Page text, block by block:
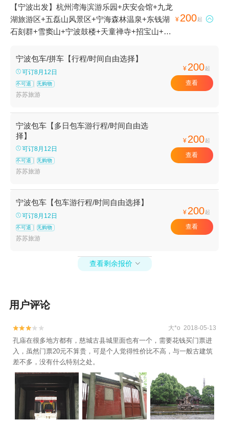
【宁波出发】杭州湾海滨游乐园+庆安会馆+九龙
湖旅游区+五磊山风景区+宁海森林温泉+东钱湖
石刻群+雪窦山+宁波鼓楼+天童禅寺+招宝山+宁
旅游区+丹山赤水+梅山岛+溪口-滕头旅游景区
+梁祝景区+宁波总工会旧址+四明山国家森林公
园+普陀山风景区+郑氏十七房+天童国家森林公
园+宁波服装博物馆+宁波九峰山景区+东钱湖
古建筑博物馆+陶公岛风景区+溪口博物馆+东钱
湖福泉山景区+东钱湖小普陀+宁波帮文化旅游区
+不周神山景区+东钱湖陶公岛景区+杭州湾国家
湿地公园+宁波海天一洲景区+象山石浦檀头山岛
欢乐谷+宁波海洋世界+宁波博物院+岩头古村漂
流+宁波奇e国+象山鲤龙潭森林公园+象山民俗
文化村+人间弥勒(雪窦寺)+四明湖+老外滩+五磊
寺+宁波三江口+千丈岩+白水冲瀑布+四明山庄
+溪口斑竹漂流+石浦捕鱼+宁波万竹漂流+东钱
+宁波3D艺术节+宁波文化广场冰雪文化节+宁波
邦体育场+罗蒙环球乐园+宁波大剧院+慈溪达蓬
方特东方神画+宁波本地玩乐+象山御海湾沙滩
+岩头古村奇遇谷+宁波植物园+杭州湾萤火虫城
堡+宁波文昌阁+溪口小洋房+妙高台+雪窦山招
待所+溪口老街+《梦回溪口》民国文化演艺秀
+东海半边山旅游度假区+宁波观澜休闲农庄+象
山月泉湾温泉馆+宁波麦卡公园+茅洋玻璃栈道
+达人村+象山影视庄园+杭州湾海底温泉+宁波
分手照相馆+梅山湾冰雪大世界+梅山湾冰雪大世
¥ 200起 
宁波包车/拼车【行程/时间自由选择】
可订8月12日
不可退 无购物
苏苏旅游
¥ 200起
查看
宁波包车【多日包车游行程/时间自由选
择】
可订8月12日
不可退 无购物
苏苏旅游
¥ 200起
查看
宁波包车【包车游行程/时间自由选择】
可订8月12日
不可退 无购物
苏苏旅游
¥ 200起
查看
查看剩余报价 
用户评论

 大*o 2018-05-13
孔庙在很多地方都有，慈城古县城里面也有一个，需要花钱买门票进
入，虽然门票20元不算贵，可是个人觉得性价比不高，与一般古建筑
差不多，没有什么特别之处。